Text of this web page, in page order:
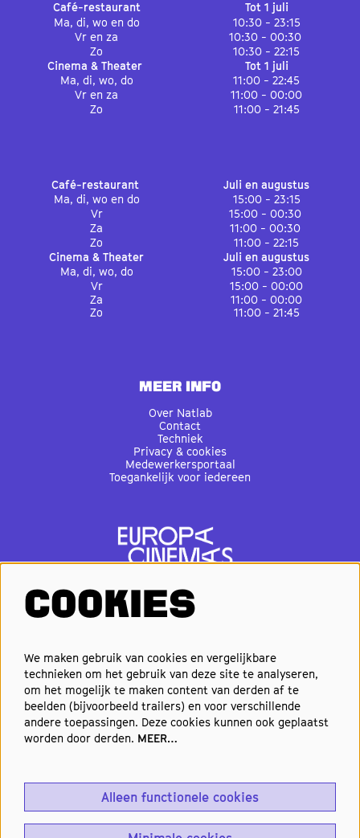
Café-restaurant
Tot 1 juli
Ma, di, wo en do
10:30 - 23:15
Vr en za
10:30 - 00:30
Zo
10:30 - 22:15
Cinema & Theater
Tot 1 juli
Ma, di, wo, do
11:00 - 22:45
Vr en za
11:00 - 00:00
Zo
11:00 - 21:45
Café-restaurant
Juli en augustus
Ma, di, wo en do
15:00 - 23:15
Vr
15:00 - 00:30
Za
11:00 - 00:30
Zo
11:00 - 22:15
Cinema & Theater
Juli en augustus
Ma, di, wo, do
15:00 - 23:00
Vr
15:00 - 00:00
Za
11:00 - 00:00
Zo
11:00 - 21:45
MEER INFO
Over Natlab
Contact
Techniek
Privacy & cookies
Medewerkersportaal
Toegankelijk voor iedereen
Elke week de beste films en
nieuwste premières in je inbox?
Schrijf je in voor onze nieuwsbrief!
Aanmelden
COOKIES
We maken gebruik van cookies en vergelijkbare
technieken om het gebruik van deze site te analyseren,
om het mogelijk te maken content van derden af te
beelden (bijvoorbeeld trailers) en voor verschillende
andere toepassingen. Deze cookies kunnen ook geplaatst
worden door derden. MEER…
Alleen functionele cookies